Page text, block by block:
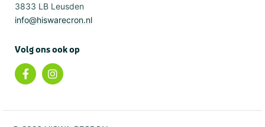
3833 LB Leusden
info@hiswarecron.nl
Volg ons ook op